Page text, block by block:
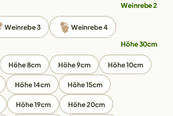
Weinrebe 2
Weinrebe 3 Weinrebe 4
Höhe 30cm
Höhe 8cm Höhe 9cm Höhe 10cm
Höhe 14cm Höhe 15cm
Höhe 19cm Höhe 20cm